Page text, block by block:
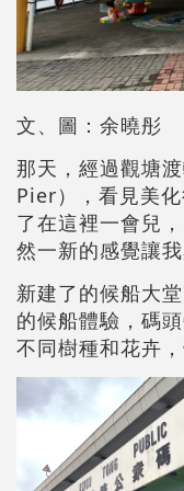
文、圖：余曉彤
那天，經過觀塘
Pier），看見美
了在這裡一會兒
然一新的感覺讓我
新建了的候船大
的候船體驗，碼
不同樹種和花卉